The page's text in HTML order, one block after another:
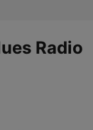
Radio